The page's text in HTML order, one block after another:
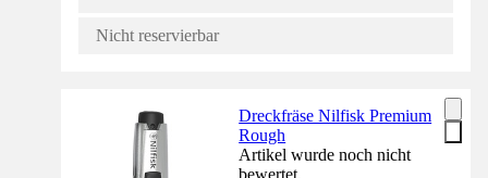
Nicht reservierbar
Dreckfräse Nilfisk Premium
Rough
Artikel wurde noch nicht
bewertet.